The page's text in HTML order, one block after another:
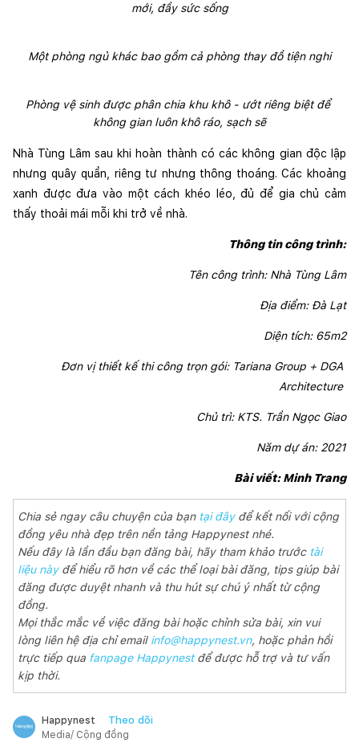
mới, đầy sức sống
Một phòng ngủ khác bao gồm cả phòng thay đồ tiện nghi
Phòng vệ sinh được phân chia khu khô - ướt riêng biệt để
không gian luôn khô ráo, sạch sẽ
Nhà Tùng Lâm sau khi hoàn thành có các không gian độc lập
nhưng quây quần, riêng tư nhưng thông thoáng. Các khoảng
xanh được đưa vào một cách khéo léo, đủ để gia chủ cảm
thấy thoải mái mỗi khi trở về nhà.
Thông tin công trình:
Tên công trình: Nhà Tùng Lâm
Địa điểm: Đà Lạt
Diện tích: 65m2
Đơn vị thiết kế thi công trọn gói: Tariana Group + DGA
Architecture
Chủ trì: KTS. Trần Ngọc Giao
Năm dự án: 2021
Bài viết: Minh Trang
Chia sẻ ngay câu chuyện của bạn tại đâyđể kết nối với cộng
đồng yêu nhà đẹp trên nền tảng Happynest nhé.
Nếu đây là lần đầu bạn đăng bài, hãy tham khảo trước tài
liệu nàyđể hiểu rõ hơn về các thể loại bài đăng, tips giúp bài
đăng được duyệt nhanh và thu hút sự chú ý nhất từ cộng
đồng.
Mọi thắc mắc về việc đăng bài hoặc chỉnh sửa bài, xin vui
lòng liên hệ địa chỉ email info@happynest.vn, hoặc phản hồi
trực tiếp qua fanpage Happynestđể được hỗ trợ và tư vấn
kịp thời.
Happynest Theo dõi
Media/ Cộng đồng